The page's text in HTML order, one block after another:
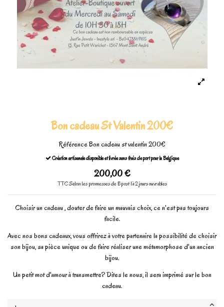
Bon cadeau St Valentin 200€
RéférenceBon cadeau st valentin 200€
Création artisanale disponible et livrée sans frais de port pour la Belgique
200,00 €
TTCSelon les promesses de Bpost 1à 2 jours ouvrables
Choisir un cadeau , douter de faire un mauvais choix, ce n'est pas toujours
facile.
Avec nos bons cadeaux, vous offrirez à votre partenaire la possibilité de choisir
son bijou, sa pièce unique ou de faire réaliser une métamorphose d'un ancien
bijou.
Un petit mot d'amour à transmettre? Dites le nous, il sera imprimé sur le bon
cadeau.